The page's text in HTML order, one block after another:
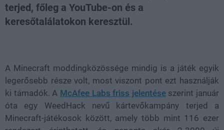
terjed, főleg a YouTube-on és a
keresőtalálatokon keresztül.
A Minecraft moddingközössége mindig is a játék egyik
legerősebb része volt, most viszont pont ezt használják
ki támadók. A McAfee Labs friss jelentéseszerint január
óta egy WeedHack nevű kártevőkampány terjed a
Minecraft-játékosok között, amely több mint 116 ezer